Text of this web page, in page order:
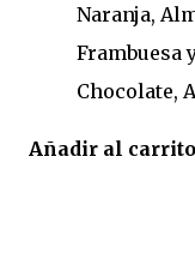
Naranja,
Frambuesa
Chocolate,
Añadir al carrito